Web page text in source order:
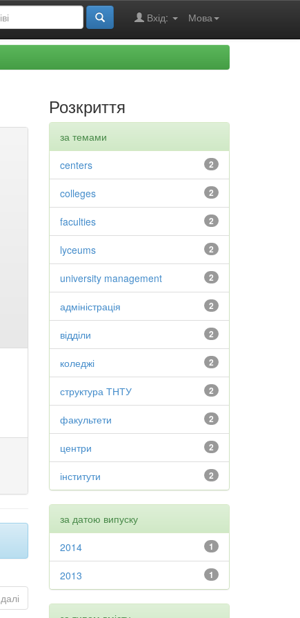
Мова
Вхід:
далі
Розкриття
за темами
2
centers
2
colleges
2
faculties
2
lyceums
2
university management
2
адміністрація
2
відділи
2
коледжі
2
структура ТНТУ
2
факультети
2
центри
2
інститути
за датою випуску
1
2014
1
2013